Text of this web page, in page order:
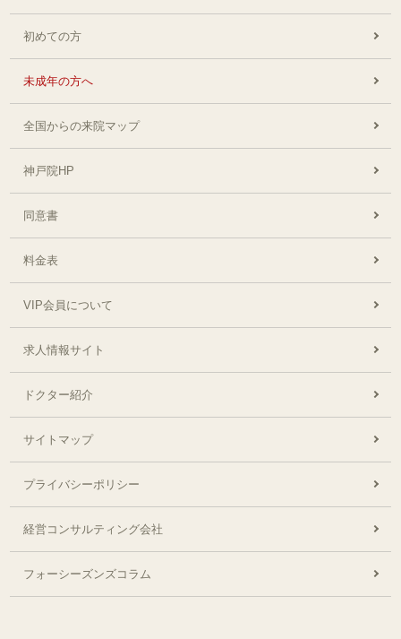
初めての方
未成年の方へ
全国からの来院マップ
神戸院HP
同意書
料金表
VIP会員について
求人情報サイト
ドクター紹介
サイトマップ
プライバシーポリシー
経営コンサルティング会社
フォーシーズンズコラム